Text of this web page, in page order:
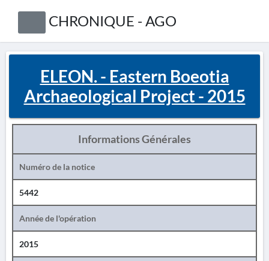
CHRONIQUE - AGO
ELEON. - Eastern Boeotia
Archaeological Project - 2015
Informations Générales
Numéro de la notice
5442
Année de l'opération
2015